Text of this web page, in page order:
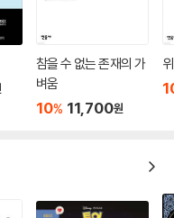
기 소녀 조반나는 부모님을 관
서 ‘아랫동네’에 속하는 자신
반나는 아버지가 그어놓은
구축한 질서를 붕괴해 위아래
다움과 추함, 새로움과 낡음,
조반나는 그런 식으로 신지
일시적인 모습이 아니라 여러
참을 수 없는 존재의 가
벼움
10% 11,700원